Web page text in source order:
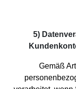
5)
Gemäß